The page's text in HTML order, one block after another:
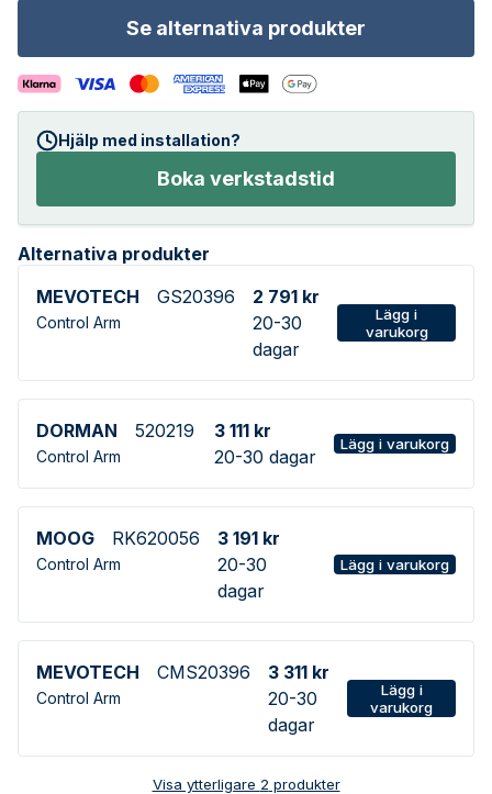
Se alternativa produkter
Hjälp med installation?
Boka verkstadstid
Alternativa produkter
MEVOTECH
GS20396
Control Arm
2 791 kr
20-30
dagar
Lägg i
varukorg
DORMAN 520219
Control Arm
3 111 kr
20-30 dagar
Lägg i varukorg
MOOG RK620056
Control Arm
3 191 kr
20-30
dagar
Lägg i varukorg
MEVOTECH CMS20396
Control Arm
3 311 kr
20-30
dagar
Lägg i
varukorg
Visa ytterligare 2 produkter